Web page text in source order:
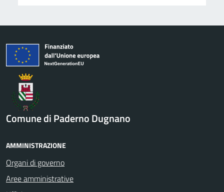
Comune di Paderno Dugnano
AMMINISTRAZIONE
Organi di governo
Aree amministrative